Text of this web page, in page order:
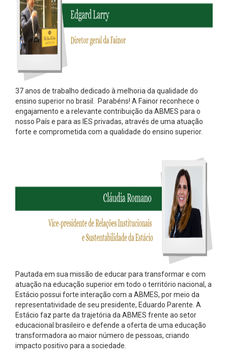
37 anos de trabalho dedicado à melhoria da qualidade do
ensino superior no brasil. Parabéns! A Fainor reconhece o
engajamento e a relevante contribuição da ABMES para o
nosso País e para as IES privadas, através de uma atuação
forte e comprometida com a qualidade do ensino superior.
Pautada em sua missão de educar para transformar e com
atuação na educação superior em todo o território nacional, a
Estácio possui forte interação com a ABMES, por meio da
representatividade de seu presidente, Eduardo Parente. A
Estácio faz parte da trajetória da ABMES frente ao setor
educacional brasileiro e defende a oferta de uma educação
transformadora ao maior número de pessoas, criando
impacto positivo para a sociedade.